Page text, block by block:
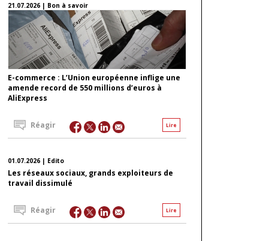
21.07.2026 | Bon à savoir
E-commerce : L’Union européenne inflige une
amende record de 550 millions d’euros à
AliExpress
Lire
Réagir
01.07.2026 | Edito
Les réseaux sociaux, grands exploiteurs de
travail dissimulé
Lire
Réagir